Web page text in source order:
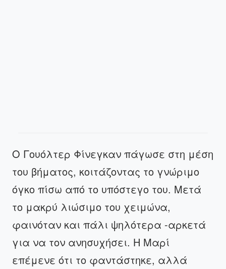
Ο Γουόλτερ Φίνεγκαν πάγωσε στη μέση
του βήματος, κοιτάζοντας το γνώριμο
όγκο πίσω από το υπόστεγο του. Μετά
το μακρύ λιώσιμο του χειμώνα,
φαινόταν και πάλι ψηλότερα -αρκετά
για να τον ανησυχήσει. Η Μαρί
επέμενε ότι το φαντάστηκε, αλλά